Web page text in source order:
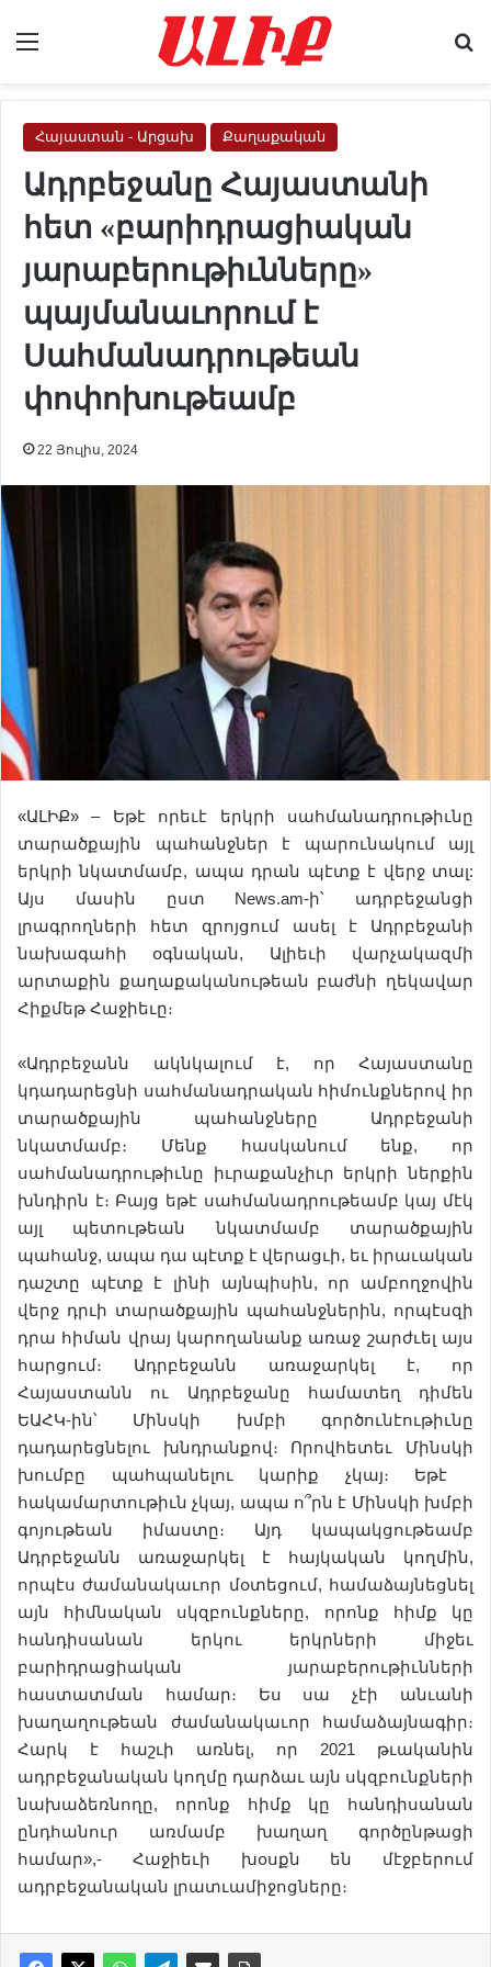
Հայաստան - Արցախ Քաղաքական
Ադրբեջանը Հայաստանի
հետ «բարիդրացիական
յարաբերութիւնները»
պայմանաւորում է
Սահմանադրութեան
փոփոխութեամբ
22 Յուլիս, 2024
«ԱԼԻՔ» – Եթէ ​​որեւէ երկրի սահմանադրութիւնը
տարածքային պահանջներ է պարունակում այլ
երկրի նկատմամբ, ապա դրան պէտք է վերջ տալ:
Այս մասին ըստ News.am-ի՝ ադրբեջանցի
լրագրողների հետ զրոյցում ասել է Ադրբեջանի
նախագահի օգնական, Ալիեւի վարչակազմի
արտաքին քաղաքականութեան բաժնի ղեկավար
Հիքմեթ Հաջիեւը։
«Ադրբեջանն ակնկալում է, որ Հայաստանը
կդադարեցնի սահմանադրական հիմունքներով իր
տարածքային պահանջները Ադրբեջանի
նկատմամբ։ Մենք հասկանում ենք, որ
սահմանադրութիւնը իւրաքանչիւր երկրի ներքին
խնդիրն է։ Բայց եթէ սահմանադրութեամբ կայ մէկ
այլ պետութեան նկատմամբ տարածքային
պահանջ, ապա դա պէտք է վերացւի, եւ իրաւական
դաշտը պէտք է լինի այնպիսին, որ ամբողջովին
վերջ դրւի տարածքային պահանջներին, որպէսզի
դրա հիման վրայ կարողանանք առաջ շարժւել այս
հարցում։ Ադրբեջանն առաջարկել է, որ
Հայաստանն ու Ադրբեջանը համատեղ դիմեն
ԵԱՀԿ-ին՝ Մինսկի խմբի գործունէութիւնը
դադարեցնելու խնդրանքով։ Որովհետեւ Մինսկի
խումբը պահպանելու կարիք չկայ։ Եթէ ​​
հակամարտութիւն չկայ, ապա ո՞րն է Մինսկի խմբի
գոյութեան իմաստը։ Այդ կապակցութեամբ
Ադրբեջանն առաջարկել է հայկական կողմին,
որպէս ժամանակաւոր մօտեցում, համաձայնեցնել
այն հիմնական սկզբունքները, որոնք հիմք կը
հանդիսանան երկու երկրների միջեւ
բարիդրացիական յարաբերութիւնների
հաստատման համար։ Ես սա չէի անւանի
խաղաղութեան ժամանակաւոր համաձայնագիր։
Հարկ է հաշւի առնել, որ 2021 թւականին
ադրբեջանական կողմը դարձաւ այն սկզբունքների
նախաձեռնողը, որոնք հիմք կը հանդիսանան
ընդհանուր առմամբ խաղաղ գործընթացի
համար»,- Հաջիեւի խօսքն են մէջբերում
ադրբեջանական լրատւամիջոցները։